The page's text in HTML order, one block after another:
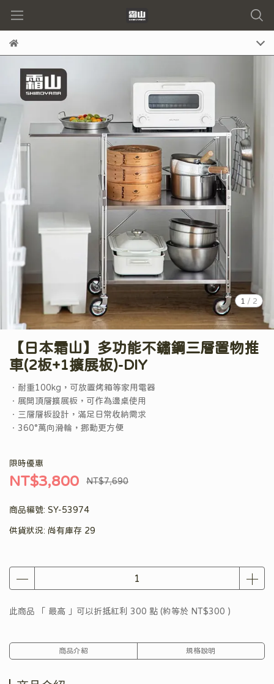
1 / 2
【日本霜山】多功能不鏽鋼三層置物推
車(2板+1擴展板)-DIY
．耐重100kg，可放置烤箱等家用電器
．展開頂層擴展板，可作為邊桌使用
．三層層板設計，滿足日常收納需求
．360°萬向滑輪，挪動更方便
限時優惠
NT$3,800 NT$7,690
商品編號: SY-53974
供貨狀況: 尚有庫存 29
此商品 「 最高 」可以折抵紅利 300 點 (約等於 NT$300 )
商品介紹 規格說明